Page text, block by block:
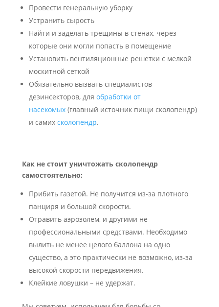
Провести генеральную уборку
Устранить сырость
Найти и заделать трещины в стенах, через
которые они могли попасть в помещение
Установить вентиляционные решетки с мелкой
москитной сеткой
Обязательно вызвать специалистов
дезинсекторов, для обработки от
насекомых(главный источник пищи сколопендр)
и самих сколопендр.
Как не стоит уничтожать сколопендр
самостоятельно:
Прибить газетой. Не получится из-за плотного
панциря и большой скорости.
Отравить аэрозолем, и другими не
профессиональными средствами. Необходимо
вылить не менее целого баллона на одно
существо, а это практически не возможно, из-за
высокой скорости передвижения.
Клейкие ловушки – не удержат.